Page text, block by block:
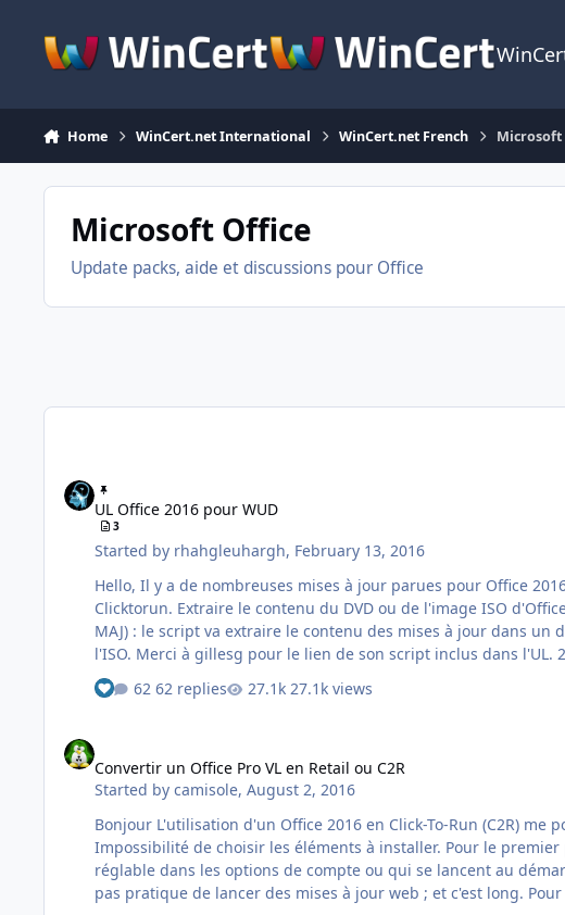
Home WinCert.net International WinCert.net French Microsoft
Microsoft Office
Update packs, aide et discussions pour Office
UL Office 2016 pour WUD
3
Started by rhahgleuhargh, February 13, 2016
Hello, Il y a de nombreuses mises à jour parues pour Office 2016 depuis sa sortie. Le système d'UL ne fonctionne à présent qu'avec la version VL d'Office, et pas celle en
Clicktorun. Extraire le contenu du DVD ou de l'image ISO d'Office dans un dossier (ex. Office2016), extraire les mises à jour téléchargées avec le script dans un autre dossier (ex.
MAJ) : le script va extraire le contenu des mises à jour dans
See who reacted "Like"
62 replies 27.1k views
Convertir un Office Pro VL en Retail ou C2R
Started bycamisole,August 2, 2016
Bonjour L'utilisation d'un Office 2016 en Click-To-Run (C2R) me posait deux soucis malgré l'achat d'une licence en bonne et due forme : Impossibilité d'inclure les KBs dans l'ISO.
Impossibilité de choisir les éléments à installer. Pour le premier point, un Office C2R ou Retail ne passe plus par Windows Update pour les mises à jour mais par un outil dédié
réglable dans les options de compte ou qui se lancent au
pas